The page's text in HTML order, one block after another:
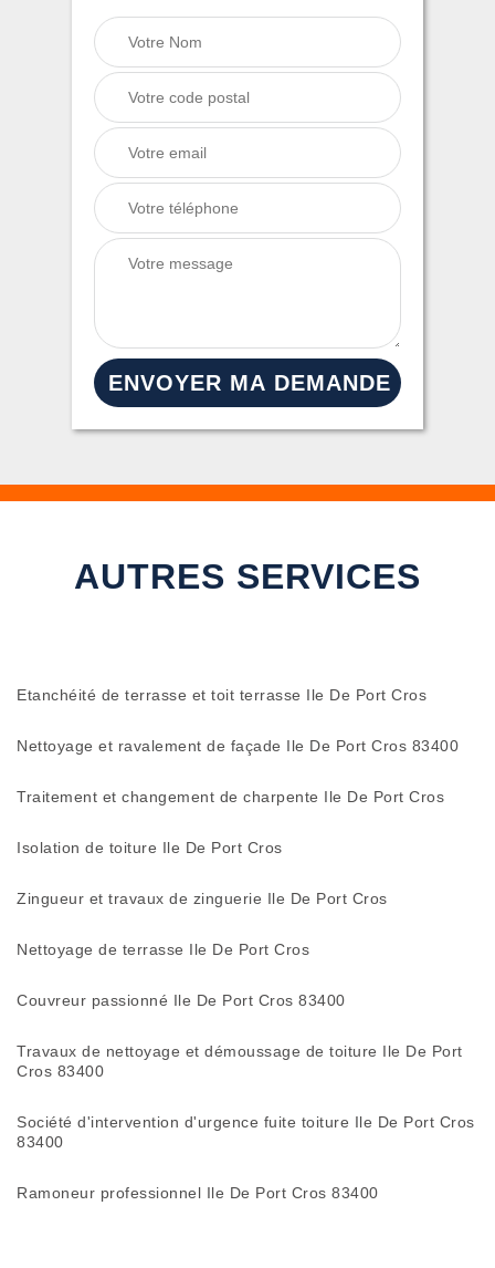
AUTRES SERVICES
Etanchéité de terrasse et toit terrasse Ile De Port Cros
Nettoyage et ravalement de façade Ile De Port Cros 83400
Traitement et changement de charpente Ile De Port Cros
Isolation de toiture Ile De Port Cros
Zingueur et travaux de zinguerie Ile De Port Cros
Nettoyage de terrasse Ile De Port Cros
Couvreur passionné Ile De Port Cros 83400
Travaux de nettoyage et démoussage de toiture Ile De Port
Cros 83400
Société d'intervention d'urgence fuite toiture Ile De Port Cros
83400
Ramoneur professionnel Ile De Port Cros 83400